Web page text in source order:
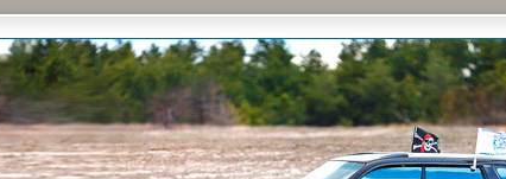
Клуб
Forester. Клубные покатушки на природе и еженедельные встречи, скидки от